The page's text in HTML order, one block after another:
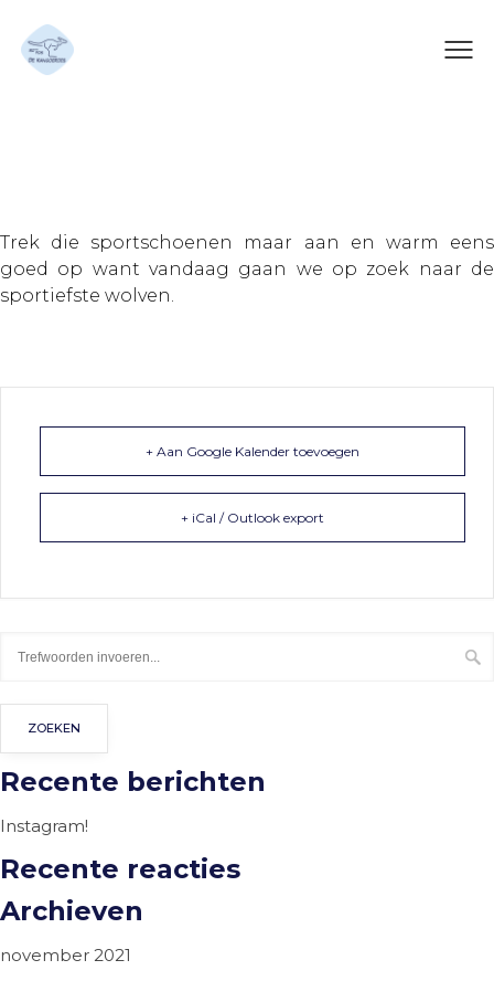
Trek die sportschoenen maar aan en warm eens
goed op want vandaag gaan we op zoek naar de
sportiefste wolven.
+ Aan Google Kalender toevoegen
+ iCal / Outlook export
Recente berichten
Instagram!
Recente reacties
Archieven
november 2021